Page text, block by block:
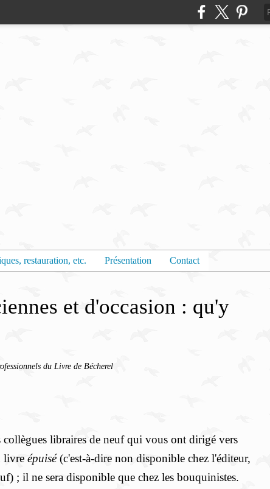
restauration, etc. Présentation Contact
et d'occasion : qu'y
du Livre de Bécherel
libraires de neuf qui vous ont dirigé vers
livre épuisé(c'est-à-dire non disponible chez l'éditeur,
; il ne sera disponible que chez les bouquinistes.